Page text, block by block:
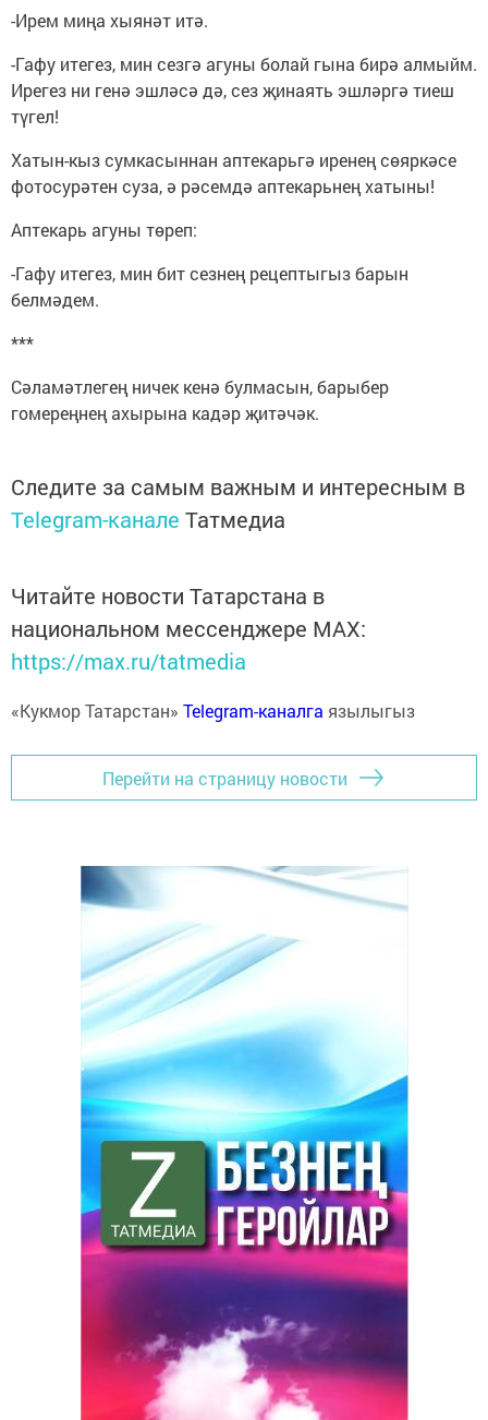
-Ирем миңа хыянәт итә.
-Гафу итегез, мин сезгә агуны болай гына бирә алмыйм.
Ирегез ни генә эшләсә дә, сез җинаять эшләргә тиеш
түгел!
Хатын-кыз сумкасыннан аптекарьгә иренең сөяркәсе
фотосурәтен суза, ә рәсемдә аптекарьнең хатыны!
Аптекарь агуны төреп:
-Гафу итегез, мин бит сезнең рецептыгыз барын
белмәдем.
***
Сәламәтлегең ничек кенә булмасын, барыбер
гомереңнең ахырына кадәр җитәчәк.
Следите за самым важным и интересным в
Telegram-канале Татмедиа
Читайте новости Татарстана в
национальном мессенджере MАХ:
https://max.ru/tatmedia
«Кукмор Татарстан» Telegram-каналга язылыгыз
Перейти на страницу новости